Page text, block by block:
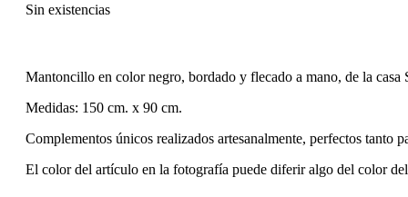
Sin existencias
Mantoncillo en color negro, bordado y flecado a mano, de la casa
Medidas: 150 cm. x 90 cm.
Complementos únicos realizados artesanalmente, perfectos tanto
El color del artículo en la fotografía puede diferir algo del color